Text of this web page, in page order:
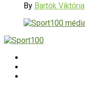
By Bartók Viktória